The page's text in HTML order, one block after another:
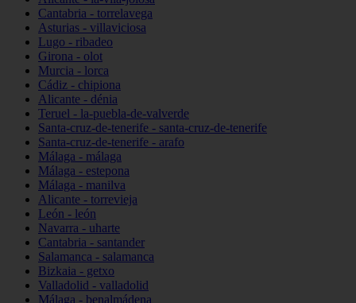
Cantabria - torrelavega
Asturias - villaviciosa
Lugo - ribadeo
Girona - olot
Murcia - lorca
Cádiz - chipiona
Alicante - dénia
Teruel - la-puebla-de-valverde
Santa-cruz-de-tenerife - santa-cruz-de-tenerife
Santa-cruz-de-tenerife - arafo
Málaga - málaga
Málaga - estepona
Málaga - manilva
Alicante - torrevieja
León - león
Navarra - uharte
Cantabria - santander
Salamanca - salamanca
Bizkaia - getxo
Valladolid - valladolid
Málaga - benalmádena